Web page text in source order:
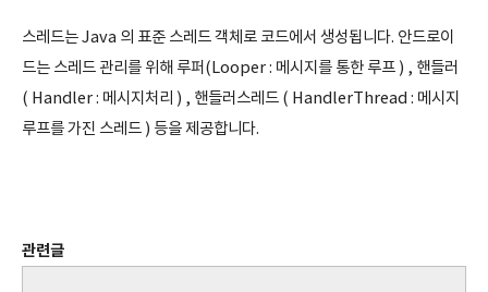
스레드는 Java 의 표준 스레드 객체로 코드에서 생성됩니다. 안드로이
드는 스레드 관리를 위해 루퍼(Looper : 메시지를 통한 루프 ) , 핸들러
( Handler : 메시지처리 ) , 핸들러스레드 ( HandlerThread : 메시지
루프를 가진 스레드 ) 등을 제공합니다.
관련글